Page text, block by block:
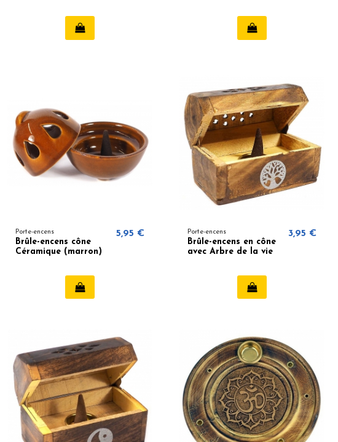
Porte-encens
Brûle-encens cône
Céramique (marron)
5,95 € Porte-encens
Brûle-encens en cône
avec Arbre de la vie
3,95 €